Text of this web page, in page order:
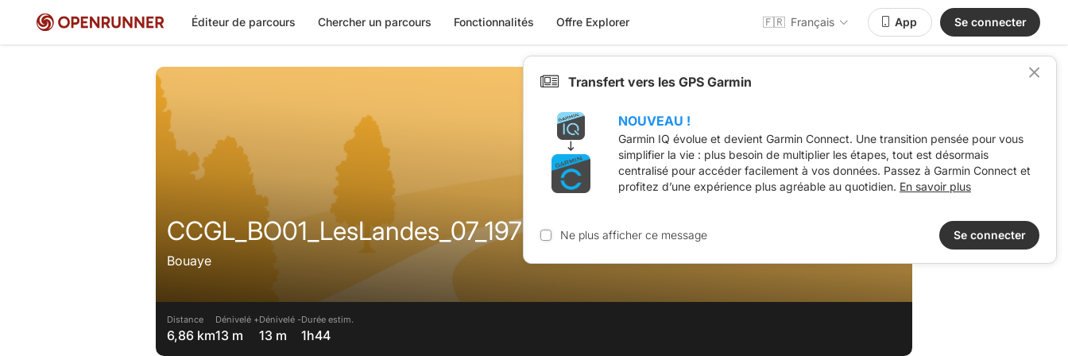
Éditeur de parcours Chercher un parcours Fonctionnalités Offre Explorer 🇫🇷 Français App Se connecter
CCGL_BO01_LesLandes_07_19774663
Bouaye
Distance
6,86 km
Dénivelé +
13 m
Dénivelé -
13 m
Durée estim.
1h44
Transfert vers les GPS Garmin
NOUVEAU !
Garmin IQ évolue et devient Garmin Connect. Une transition pensée pour vous
simplifier la vie : plus besoin de multiplier les étapes, tout est désormais
centralisé pour accéder facilement à vos données. Passez à Garmin Connect et
profitez d’une expérience plus agréable au quotidien. En savoir plus
Ne plus afficher ce message Se connecter